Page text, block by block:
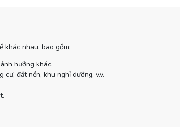
khác nhau, bao gồm:
hưởng khác.
đất nền, khu nghỉ dưỡng, v.v.